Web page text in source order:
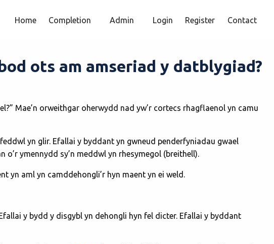
Home Completion Admin Login Register Contact
ots am amseriad y datblygiad?
Mae’n orweithgar oherwydd nad yw’r cortecs rhagflaenol yn camu
yn glir. Efallai y byddant yn gwneud penderfyniadau gwael
o’r ymennydd sy’n meddwl yn rhesymegol (breithell).
yn aml yn camddehongli’r hyn maent yn ei weld.
y bydd y disgybl yn dehongli hyn fel dicter. Efallai y byddant